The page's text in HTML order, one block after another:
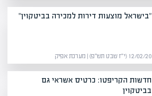
"בישראל מוצעות דירות למכירה בביטקוין"
12/02/20 (י״ז שבט תש״פ) | מערכת אפיק
חדשות הקריפטו: כרטיס אשראי גם
בביטקוין